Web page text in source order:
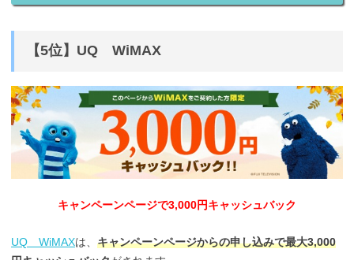
【5位】UQ WiMAX
キャンペーンページで3,000円キャッシュバック
UQ WiMAXは、 キャンペーンページからの申し込みで最大3,000